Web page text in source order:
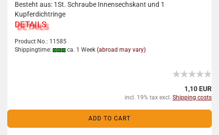
Besteht aus: 1St. Schraube Innensechskant und 1
Kupferdichtringe
DETAILS
Product No.: 11585
Shippingtime:
ca. 1 Week (abroad may vary)
1,10 EUR
incl. 19% tax excl. Shipping costs
ADD TO CART